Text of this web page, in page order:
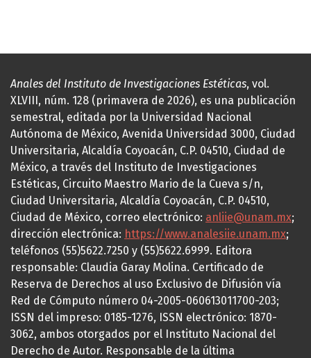
Anales del Instituto de Investigaciones Estéticas, vol.
XLVIII, núm. 128 (primavera de 2026), es una publicación
semestral, editada por la Universidad Nacional
Autónoma de México, Avenida Universidad 3000, Ciudad
Universitaria, Alcaldía Coyoacán, C.P. 04510, Ciudad de
México, a través del Instituto de Investigaciones
Estéticas, Circuito Maestro Mario de la Cueva s/n,
Ciudad Universitaria, Alcaldía Coyoacán, C.P. 04510,
Ciudad de México, correo electrónico: anliie@unam.mx;
dirección electrónica: https://www.analesiie.unam.mx;
teléfonos (55)5622.7250 y (55)5622.6999. Editora
responsable: Claudia Garay Molina. Certificado de
Reserva de Derechos al uso Exclusivo de Difusión vía
Red de Cómputo número 04-2005-060613011700-203;
ISSN del impreso: 0185-1276, ISSN electrónico: 1870-
3062, ambos otorgados por el Instituto Nacional del
Derecho de Autor. Responsable de la última